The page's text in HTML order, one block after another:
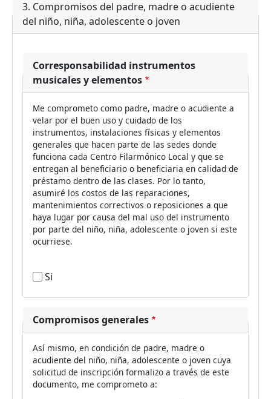
3. Compromisos del padre, madre o acudiente
del niño, niña, adolescente o joven
Corresponsabilidad instrumentos
musicales y elementos
Me comprometo como padre, madre o acudiente a
velar por el buen uso y cuidado de los
instrumentos, instalaciones físicas y elementos
generales que hacen parte de las sedes donde
funciona cada Centro Filarmónico Local y que se
entregan al beneficiario o beneficiaria en calidad de
préstamo dentro de las clases. Por lo tanto,
asumiré los costos de las reparaciones,
mantenimientos correctivos o reposiciones a que
haya lugar por causa del mal uso del instrumento
por parte del niño, niña, adolescente o joven si este
ocurriese.
Si
Compromisos generales
Así mismo, en condición de padre, madre o
acudiente del niño, niña, adolescente o joven cuya
solicitud de inscripción formalizo a través de este
documento, me comprometo a: